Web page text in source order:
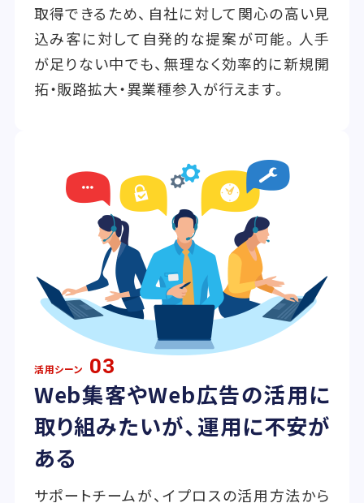
取得できるため、自社に対して関心の高い見
込み客に対して自発的な提案が可能。人手
が足りない中でも、無理なく効率的に新規開
拓・販路拡大・異業種参入が行えます。
活用シーン 03
Web集客やWeb広告の活用に
取り組みたいが、運用に不安が
ある
サポートチームが、イプロスの活用方法から